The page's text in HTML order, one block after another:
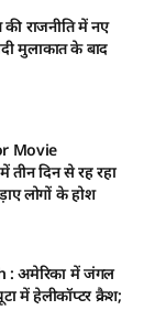
राजनीति में नए
मुलाकात के बाद
Movie
दिन से रह रहा
लोगों के होश
: अमेरिका में जंगल
में हेलीकॉप्टर क्रैश;